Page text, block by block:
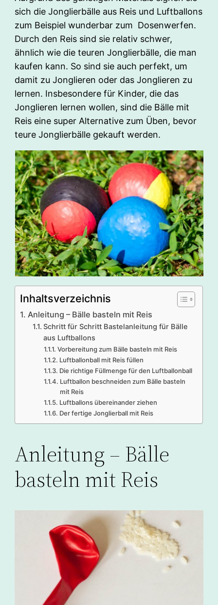
sich die Jonglierbälle aus Reis und Luftballons
zum Beispiel wunderbar zum Dosenwerfen.
Durch den Reis sind sie relativ schwer,
ähnlich wie die teuren Jonglierbälle, die man
kaufen kann. So sind sie auch perfekt, um
damit zu Jonglieren oder das Jonglieren zu
lernen. Insbesondere für Kinder, die das
Jonglieren lernen wollen, sind die Bälle mit
Reis eine super Alternative zum Üben, bevor
teure Jonglierbälle gekauft werden.
Inhaltsverzeichnis
Anleitung – Bälle basteln mit Reis
Schritt für Schritt Bastelanleitung für Bälle
aus Luftballons
Vorbereitung zum Bälle basteln mit Reis
Luftballonball mit Reis füllen
Die richtige Füllmenge für den Luftballonball
Luftballon beschneiden zum Bälle basteln
mit Reis
Luftballons übereinander ziehen
Der fertige Jonglierball mit Reis
Anleitung – Bälle
basteln mit Reis